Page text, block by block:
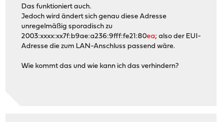
Das funktioniert auch.
Jedoch wird ändert sich genau diese Adresse
unregelmäßig sporadisch zu
2003:xxxx:xx7f:b9ae:a236:9fff:fe21:80ea; also der EUI-
Adresse die zum LAN-Anschluss passend wäre.
Wie kommt das und wie kann ich das verhindern?